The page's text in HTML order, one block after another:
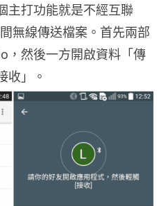
主打功能就是不經互聯
無線傳送檔案。首先兩部
，然後一方開啟資料「傳
收」。